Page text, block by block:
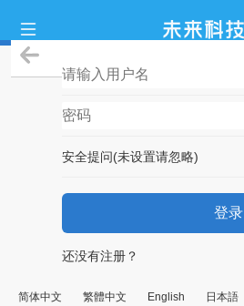
安全提问(未设置请忽略)
登录
还没有注册？
简体中文 繁體中文 English 日本語